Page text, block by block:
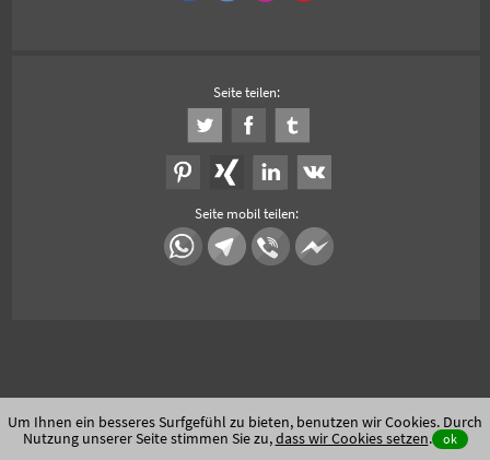
Seite teilen:
Seite mobil teilen:
Unfallauto verkaufen Auto Export Afrika, Osteuropa und
Um Ihnen ein besseres Surfgefühl zu bieten, benutzen wir Cookies. Durch
Nutzung unserer Seite stimmen Sie zu,dass wir Cookies setzen. ok